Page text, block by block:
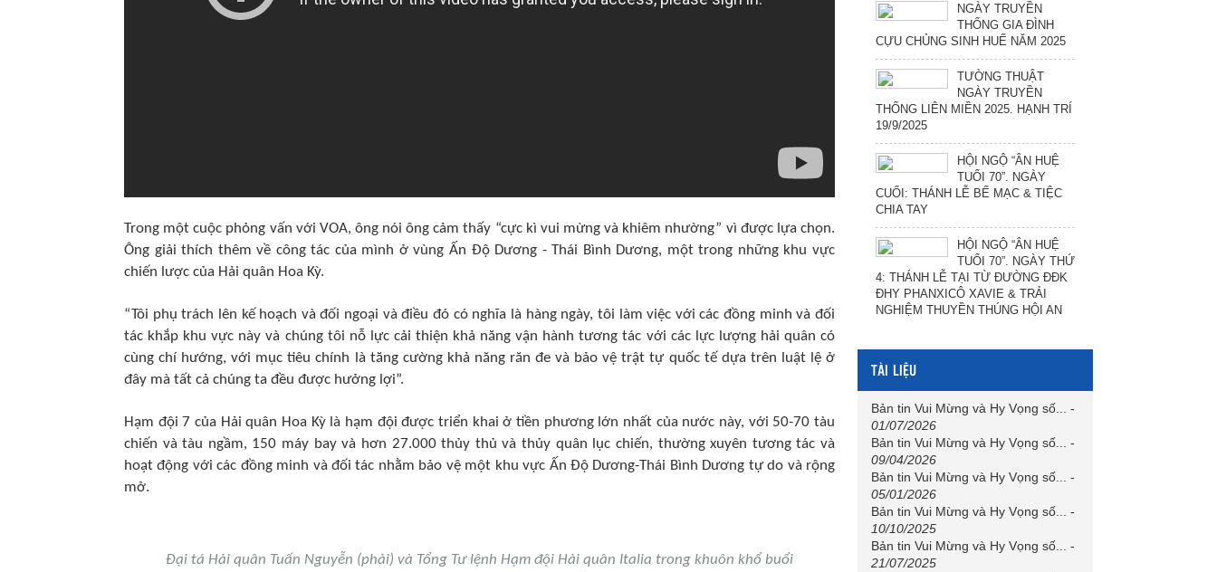
Trong một cuộc phỏng vấn với VOA, ông nói ông cảm thấy “cực kì vui mừng và khiêm nhường” vì được lựa chọn.
Ông giải thích thêm về công tác của mình ở vùng Ấn Độ Dương - Thái Bình Dương, một trong những khu vực
chiến lược của Hải quân Hoa Kỳ.
“Tôi phụ trách lên kế hoạch và đối ngoại và điều đó có nghĩa là hàng ngày, tôi làm việc với các đồng minh và đối
tác khắp khu vực này và chúng tôi nỗ lực cải thiện khả năng vận hành tương tác với các lực lượng hải quân có
cùng chí hướng, với mục tiêu chính là tăng cường khả năng răn đe và bảo vệ trật tự quốc tế dựa trên luật lệ ở
đây mà tất cả chúng ta đều được hưởng lợi”.
Hạm đội 7 của Hải quân Hoa Kỳ là hạm đội được triển khai ở tiền phương lớn nhất của nước này, với 50-70 tàu
chiến và tàu ngầm, 150 máy bay và hơn 27.000 thủy thủ và thủy quân lục chiến, thường xuyên tương tác và
hoạt động với các đồng minh và đối tác nhằm bảo vệ một khu vực Ấn Độ Dương-Thái Bình Dương tự do và rộng
mở.
Đại tá Hải quân Tuấn Nguyễn (phải) và Tổng Tư lệnh Hạm đội Hải quân Italia trong khuôn khổ buổi
NGÀY TRUYỀN
THỐNG GIA ĐÌNH
CỰU CHỦNG SINH HUẾ NĂM 2025
TƯỜNG THUẬT
NGÀY TRUYỀN
THỐNG LIÊN MIỀN 2025. HẠNH TRÍ
19/9/2025
HỘI NGỘ “ÂN HUỆ
TUỔI 70”. NGÀY
CUỐI: THÁNH LỄ BẾ MẠC & TIỆC
CHIA TAY
HỘI NGỘ “ÂN HUỆ
TUỔI 70”. NGÀY THỨ
4: THÁNH LỄ TẠI TỪ ĐƯỜNG ĐĐK
ĐHY PHANXICÔ XAVIE & TRẢI
NGHIỆM THUYỀN THÚNG HỘI AN
TÀI LIỆU
Bản tin Vui Mừng và Hy Vọng số...
-
01/07/2026
Bản tin Vui Mừng và Hy Vọng số...
-
09/04/2026
Bản tin Vui Mừng và Hy Vọng số...
-
05/01/2026
Bản tin Vui Mừng và Hy Vọng số...
-
10/10/2025
Bản tin Vui Mừng và Hy Vọng số...
-
21/07/2025